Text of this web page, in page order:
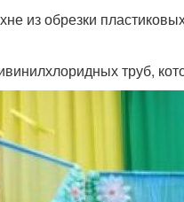
из обрезки
труб,